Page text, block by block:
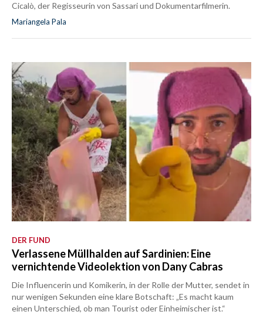
Cicalò, der Regisseurin von Sassari und Dokumentarfilmerin.
Mariangela Pala
DER FUND
Verlassene Müllhalden auf Sardinien: Eine
vernichtende Videolektion von Dany Cabras
Die Influencerin und Komikerin, in der Rolle der Mutter, sendet in
nur wenigen Sekunden eine klare Botschaft: „Es macht kaum
einen Unterschied, ob man Tourist oder Einheimischer ist.“